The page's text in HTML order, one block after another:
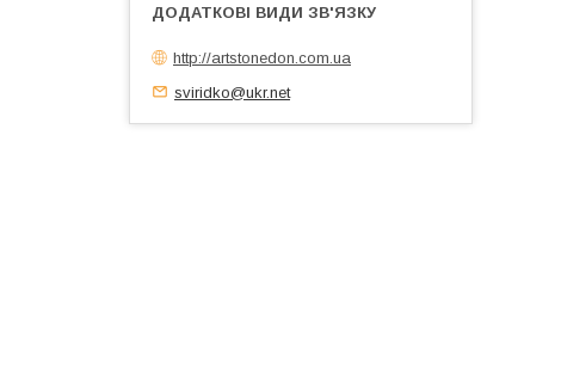
http://artstonedon.com.ua
sviridko@ukr.net